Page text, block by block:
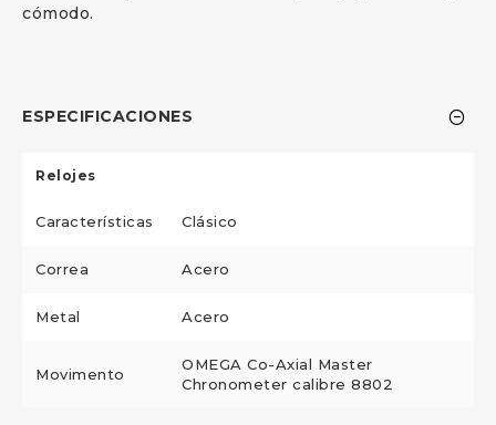
cómodo.
ESPECIFICACIONES
Relojes
Características Clásico
Correa Acero
Metal Acero
Movimento
OMEGA Co-Axial Master
Chronometer calibre 8802